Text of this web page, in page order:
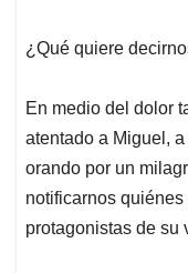
¿Qué quiere
En medio del dolor
atentado a Miguel,
orando por un
notificarnos
protagonistas de su